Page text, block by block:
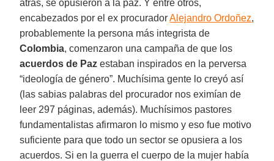
atrás, se opusieron a la paz. Y entre otros,
encabezados por el ex procuradorAlejandro Ordoñez,
probablemente la persona más integrista de
Colombia, comenzaron una campaña de que los
acuerdos de Paz estaban inspirados en la perversa
“ideología de género”. Muchísima gente lo creyó así
(las sabias palabras del procurador nos eximían de
leer 297 páginas, además). Muchísimos pastores
fundamentalistas afirmaron lo mismo y eso fue motivo
suficiente para que todo un sector se opusiera a los
acuerdos. Si en la guerra el cuerpo de la mujer había